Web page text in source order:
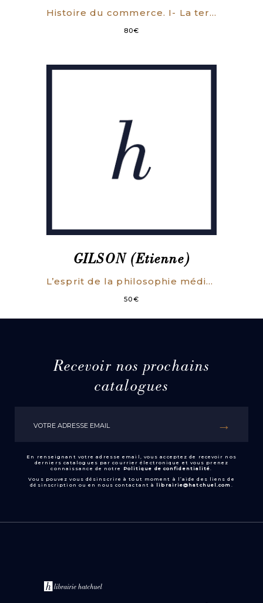
Histoire du commerce. I- La terre et les hommes. II- Le commerce de l’ancien monde jusqu’à la fin du XVe siècle.
80€
GILSON (Etienne)
L’esprit de la philosophie médiévale. [RELIE. COMPLET DES DEUX SERIES].
50€
Recevoir nos prochains
catalogues
En renseignant votre adresse email, vous acceptez de recevoir nos
derniers catalogues par courrier électronique et vous prenez
connaissance de notre
Politique de confidentialité.
Vous pouvez vous désinscrire à tout moment à l’aide des liens de
désinscription ou en nous contactant à librairie@hatchuel.com .